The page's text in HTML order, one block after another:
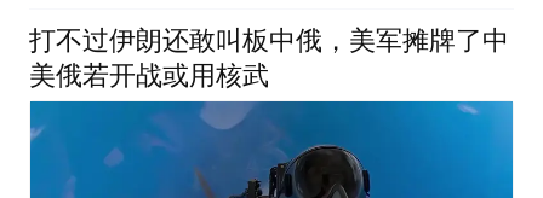
打不过伊朗还敢叫板中俄，美军摊牌了中
美俄若开战或用核武